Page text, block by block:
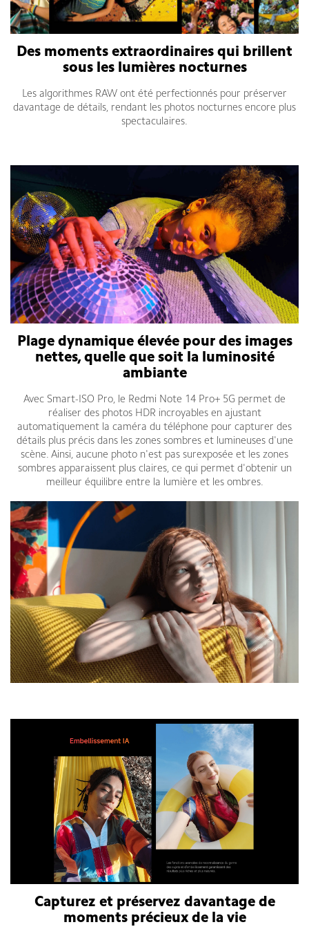
Des moments extraordinaires qui brillent
sous les lumières nocturnes
Les algorithmes RAW ont été perfectionnés pour préserver
davantage de détails, rendant les photos nocturnes encore plus
spectaculaires.
Plage dynamique élevée pour des images
nettes, quelle que soit la luminosité
ambiante
Avec Smart-ISO Pro, le Redmi Note 14 Pro+ 5G permet de
réaliser des photos HDR incroyables en ajustant
automatiquement la caméra du téléphone pour capturer des
détails plus précis dans les zones sombres et lumineuses d'une
scène. Ainsi, aucune photo n'est pas surexposée et les zones
sombres apparaissent plus claires, ce qui permet d'obtenir un
meilleur équilibre entre la lumière et les ombres.
Capturez et préservez davantage de
moments précieux de la vie